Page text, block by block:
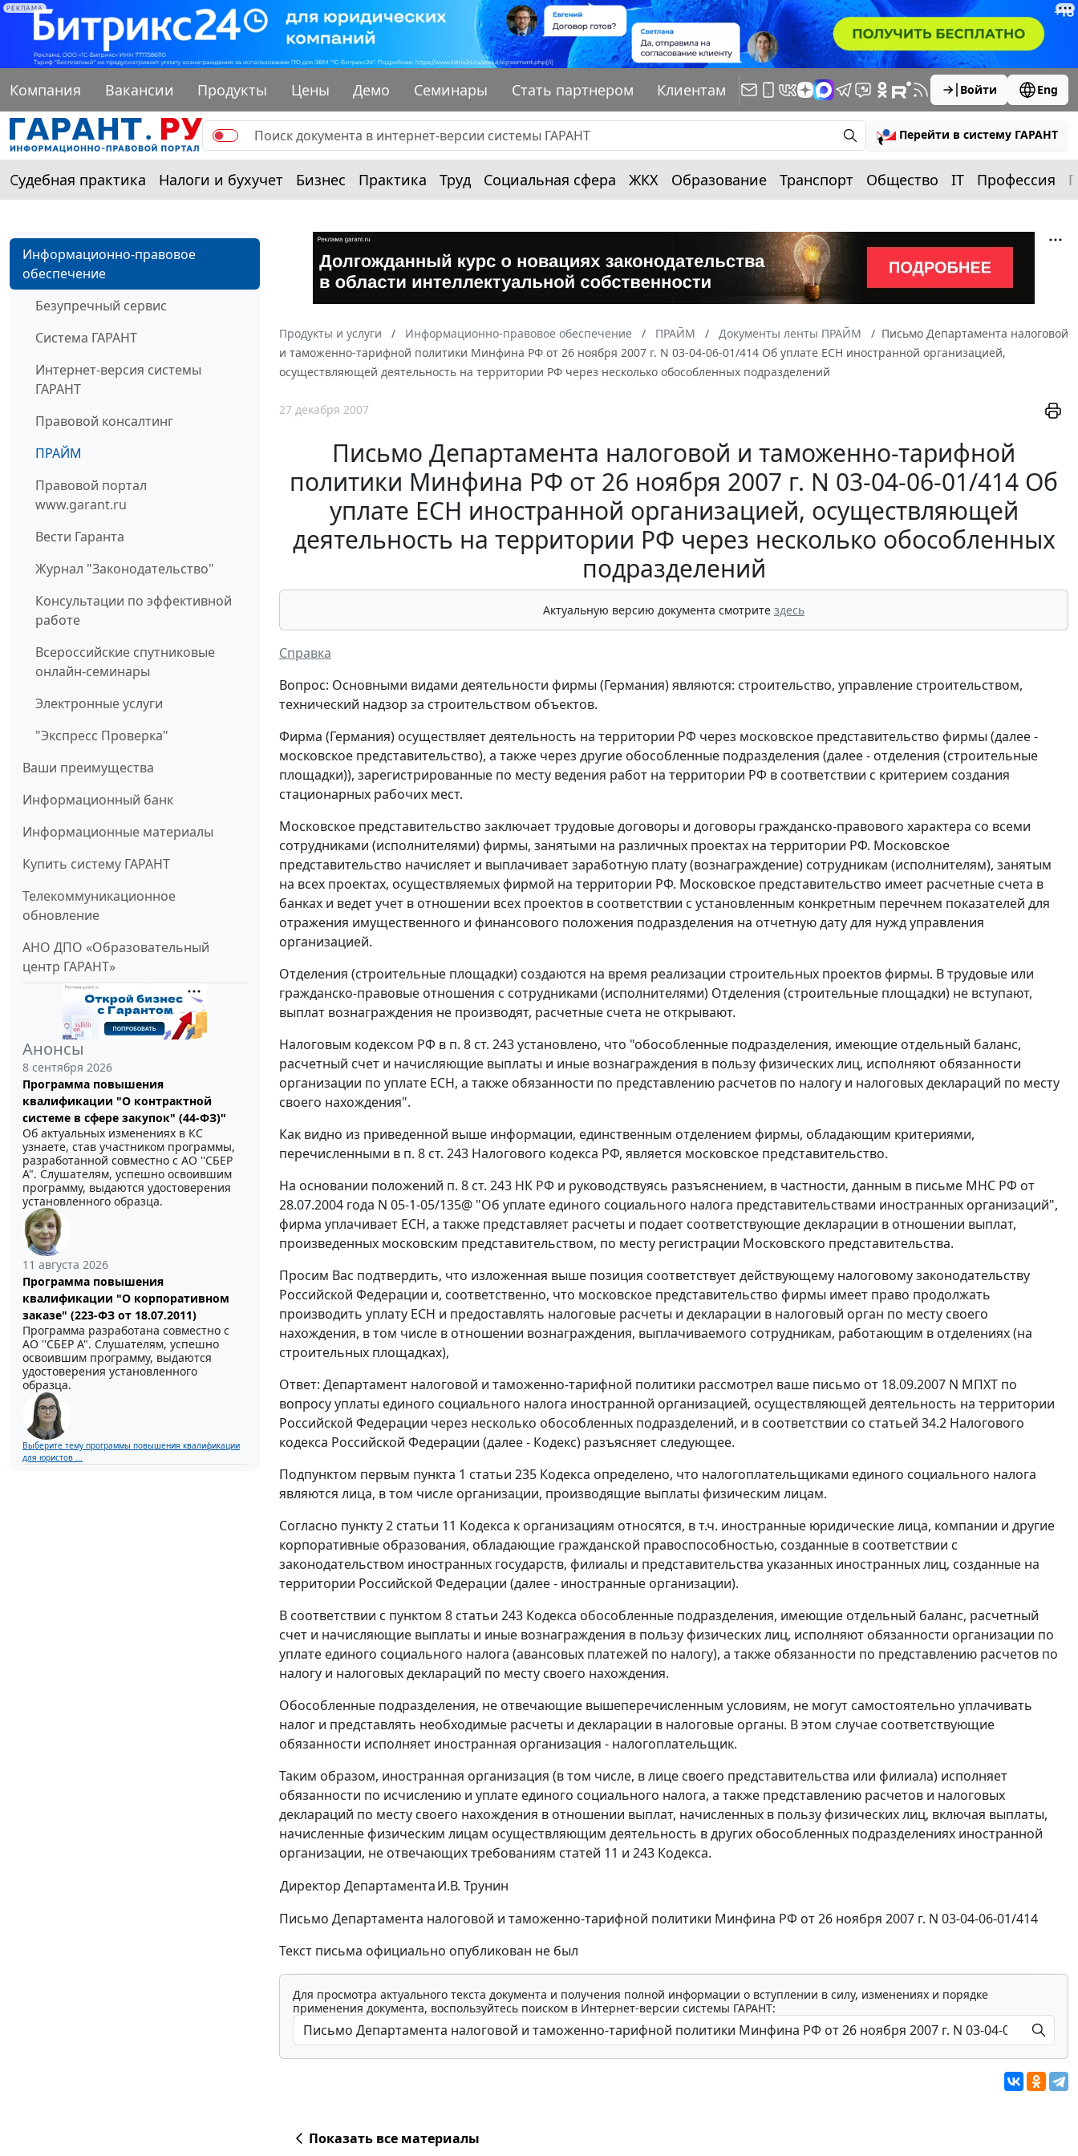
РЕКЛАМА
Компания Вакансии Продукты Цены Демо Семинары Стать партнером Клиентам Войти Eng
Перейти в систему ГАРАНТ
Судебная практика Налоги и бухучет Бизнес Практика Труд Социальная сфера ЖКХ Образование Транспорт Общество IT Профессия
Информационно-правовое
обеспечение
Безупречный сервис
Система ГАРАНТ
Интернет-версия системы
ГАРАНТ
Правовой консалтинг
ПРАЙМ
Правовой портал
www.garant.ru
Вести Гаранта
Журнал "Законодательство"
Консультации по эффективной
работе
Всероссийские спутниковые
онлайн-семинары
Электронные услуги
"Экспресс Проверка"
Ваши преимущества
Информационный банк
Информационные материалы
Купить систему ГАРАНТ
Телекоммуникационное
обновление
АНО ДПО «Образовательный
центр ГАРАНТ»
Анонсы
8 сентября 2026
Программа повышения
квалификации "О контрактной
системе в сфере закупок" (44-ФЗ)"
Об актуальных изменениях в КС
узнаете, став участником программы,
разработанной совместно с АО ''СБЕР
А". Слушателям, успешно освоившим
программу, выдаются удостоверения
установленного образца.
11 августа 2026
Программа повышения
квалификации "О корпоративном
заказе" (223-ФЗ от 18.07.2011)
Программа разработана совместно с
АО ''СБЕР А". Слушателям, успешно
освоившим программу, выдаются
удостоверения установленного
образца.
Выберите тему программы повышения квалификации
для юристов ...
Продукты и услуги Информационно-правовое обеспечение ПРАЙМ Документы ленты ПРАЙМ
Письмо Департамента налоговой
и таможенно-тарифной политики Минфина РФ от 26 ноября 2007 г. N 03-04-06-01/414 Об уплате ЕСН иностранной организацией,
осуществляющей деятельность на территории РФ через несколько обособленных подразделений
27 декабря 2007
Письмо Департамента налоговой и таможенно-тарифной
политики Минфина РФ от 26 ноября 2007 г. N 03-04-06-01/414 Об
уплате ЕСН иностранной организацией, осуществляющей
деятельность на территории РФ через несколько обособленных
подразделений
Актуальную версию документа смотрите здесь
Справка
Вопрос: Основными видами деятельности фирмы (Германия) являются: строительство, управление строительством,
технический надзор за строительством объектов.
Фирма (Германия) осуществляет деятельность на территории РФ через московское представительство фирмы (далее -
московское представительство), а также через другие обособленные подразделения (далее - отделения (строительные
площадки)), зарегистрированные по месту ведения работ на территории РФ в соответствии с критерием создания
стационарных рабочих мест.
Московское представительство заключает трудовые договоры и договоры гражданско-правового характера со всеми
сотрудниками (исполнителями) фирмы, занятыми на различных проектах на территории РФ. Московское
представительство начисляет и выплачивает заработную плату (вознаграждение) сотрудникам (исполнителям), занятым
на всех проектах, осуществляемых фирмой на территории РФ. Московское представительство имеет расчетные счета в
банках и ведет учет в отношении всех проектов в соответствии с установленным конкретным перечнем показателей для
отражения имущественного и финансового положения подразделения на отчетную дату для нужд управления
организацией.
Отделения (строительные площадки) создаются на время реализации строительных проектов фирмы. В трудовые или
гражданско-правовые отношения с сотрудниками (исполнителями) Отделения (строительные площадки) не вступают,
выплат вознаграждения не производят, расчетные счета не открывают.
Налоговым кодексом РФ в п. 8 ст. 243 установлено, что "обособленные подразделения, имеющие отдельный баланс,
расчетный счет и начисляющие выплаты и иные вознаграждения в пользу физических лиц, исполняют обязанности
организации по уплате ЕСН, а также обязанности по представлению расчетов по налогу и налоговых деклараций по месту
своего нахождения".
Как видно из приведенной выше информации, единственным отделением фирмы, обладающим критериями,
перечисленными в п. 8 ст. 243 Налогового кодекса РФ, является московское представительство.
На основании положений п. 8 ст. 243 НК РФ и руководствуясь разъяснением, в частности, данным в письме МНС РФ от
28.07.2004 года N 05-1-05/135@ "Об уплате единого социального налога представительствами иностранных организаций",
фирма уплачивает ЕСН, а также представляет расчеты и подает соответствующие декларации в отношении выплат,
произведенных московским представительством, по месту регистрации Московского представительства.
Просим Вас подтвердить, что изложенная выше позиция соответствует действующему налоговому законодательству
Российской Федерации и, соответственно, что московское представительство фирмы имеет право продолжать
производить уплату ЕСН и предоставлять налоговые расчеты и декларации в налоговый орган по месту своего
нахождения, в том числе в отношении вознаграждения, выплачиваемого сотрудникам, работающим в отделениях (на
строительных площадках),
Ответ: Департамент налоговой и таможенно-тарифной политики рассмотрел ваше письмо от 18.09.2007 N МПХТ по
вопросу уплаты единого социального налога иностранной организацией, осуществляющей деятельность на территории
Российской Федерации через несколько обособленных подразделений, и в соответствии со статьей 34.2 Налогового
кодекса Российской Федерации (далее - Кодекс) разъясняет следующее.
Подпунктом первым пункта 1 статьи 235 Кодекса определено, что налогоплательщиками единого социального налога
являются лица, в том числе организации, производящие выплаты физическим лицам.
Согласно пункту 2 статьи 11 Кодекса к организациям относятся, в т.ч. иностранные юридические лица, компании и другие
корпоративные образования, обладающие гражданской правоспособностью, созданные в соответствии с
законодательством иностранных государств, филиалы и представительства указанных иностранных лиц, созданные на
территории Российской Федерации (далее - иностранные организации).
В соответствии с пунктом 8 статьи 243 Кодекса обособленные подразделения, имеющие отдельный баланс, расчетный
счет и начисляющие выплаты и иные вознаграждения в пользу физических лиц, исполняют обязанности организации по
уплате единого социального налога (авансовых платежей по налогу), а также обязанности по представлению расчетов по
налогу и налоговых деклараций по месту своего нахождения.
Обособленные подразделения, не отвечающие вышеперечисленным условиям, не могут самостоятельно уплачивать
налог и представлять необходимые расчеты и декларации в налоговые органы. В этом случае соответствующие
обязанности исполняет иностранная организация - налогоплательщик.
Таким образом, иностранная организация (в том числе, в лице своего представительства или филиала) исполняет
обязанности по исчислению и уплате единого социального налога, а также представлению расчетов и налоговых
деклараций по месту своего нахождения в отношении выплат, начисленных в пользу физических лиц, включая выплаты,
начисленные физическим лицам осуществляющим деятельность в других обособленных подразделениях иностранной
организации, не отвечающих требованиям статей 11 и 243 Кодекса.
Директор ДепартаментаИ.В. Трунин
Письмо Департамента налоговой и таможенно-тарифной политики Минфина РФ от 26 ноября 2007 г. N 03-04-06-01/414
Текст письма официально опубликован не был
Для просмотра актуального текста документа и получения полной информации о вступлении в силу, изменениях и порядке
применения документа, воспользуйтесь поиском в Интернет-версии системы ГАРАНТ:
Показать все материалы